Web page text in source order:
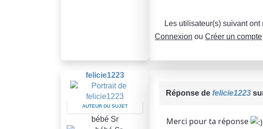
Les utilisateur(s) suivant ont
Connexion ou Créer un compte
felicie1223
AUTEUR DU SUJET
bébé Sr
Réponse de felicie1223
Merci pour ta réponse